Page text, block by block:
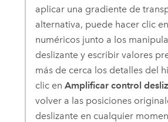
aplicar una gradiente de
alternativa, puede hacer clic
numéricos junto a los
deslizante y escribir valores
más de cerca los detalles del
clic en Amplificar control
volver a las posiciones
deslizante en cualquier